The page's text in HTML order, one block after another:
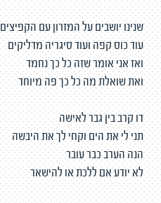
שנינו יושבים על המזרון עם הקפיצים
עוד כוס קפה ועוד סיגריה מדליקים
ואז אני אומר שזה כל כך נחמד
ואת שואלת מה כל כך פה מיוחד
דו קרב בין גבר לאישה
תני לי את הים וקחי לך את היבשה
הנה הערב כבר עובר
לא יודע אם ללכת או להישאר